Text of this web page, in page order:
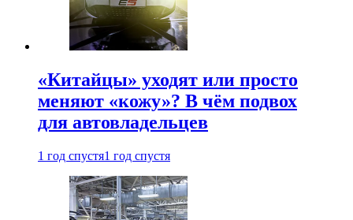
«Китайцы» уходят или просто
меняют «кожу»? В чём подвох
для автовладельцев
1 год спустя1 год спустя